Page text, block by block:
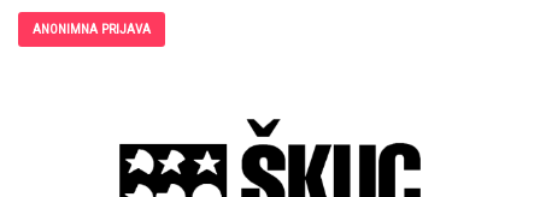
ANONIMNA PRIJAVA